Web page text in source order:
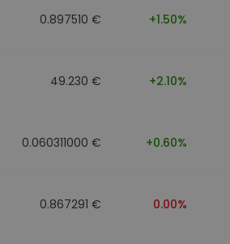
0.897510 € +1.50%
49.230 € +2.10%
0.060311000 € +0.60%
0.867291 € 0.00%